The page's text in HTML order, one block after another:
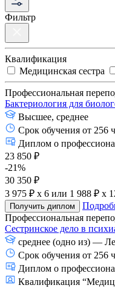
Фильтр
Квалификация
Медицинская сестра
Профессиональная
Бактериология для
Высшее, среднее
Срок обучения от 256
Диплом о
23 850 ₽
-21%
30 350 ₽
3 975 ₽ x 6 или 1 988 ₽ x
Получить диплом
Профессиональная
Сестринское дело в
среднее (одно из) —
Срок обучения от 256
Диплом о
Квалификация